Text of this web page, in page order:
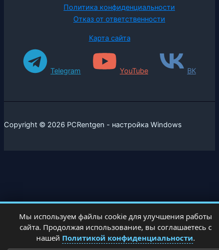
Политика конфиденциальности
Отказ от ответственности
Карта сайта
Telegram YouTube ВК
Copyright © 2026 PCRentgen - настройка Windows
Мы используем файлы cookie для улучшения работы
сайта. Продолжая использование, вы соглашаетесь с
нашей Политикой конфиденциальности.